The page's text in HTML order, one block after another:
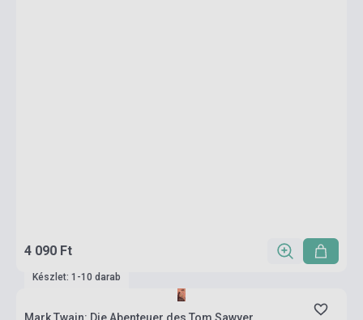
4 090 Ft
Készlet: 1-10 darab